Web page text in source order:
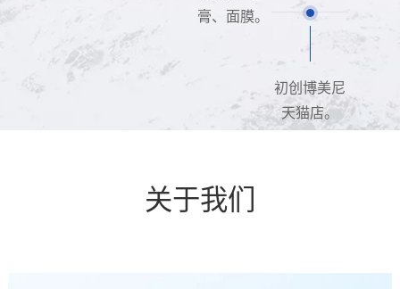
膏、面膜。
初创博美尼
天猫店。
关于我们